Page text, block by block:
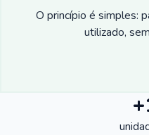
O princípio é simples:
utilizado,